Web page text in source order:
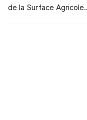
de la Surface